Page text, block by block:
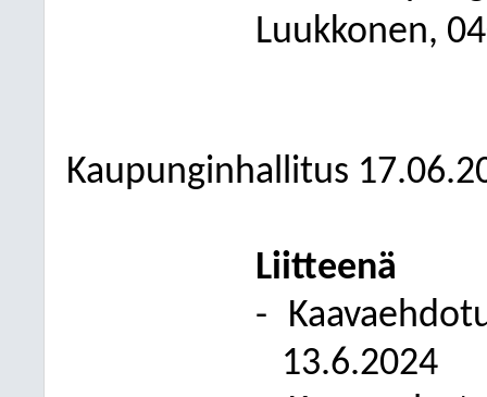
Luukkonen,
Kaupunginhallitus
Liitteenä
-
13.6.2024